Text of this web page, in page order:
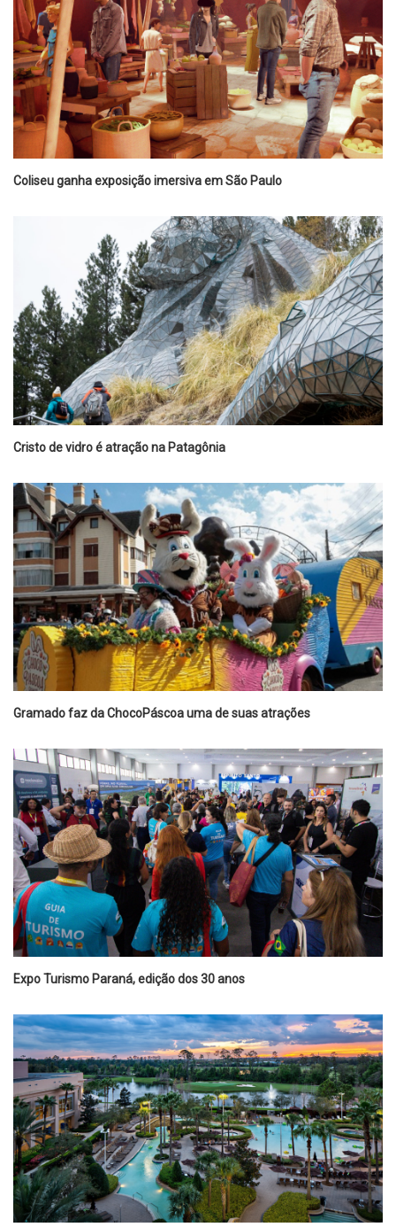
Coliseu ganha exposição imersiva em São Paulo
Cristo de vidro é atração na Patagônia
Gramado faz da ChocoPáscoa uma de suas atrações
Expo Turismo Paraná, edição dos 30 anos